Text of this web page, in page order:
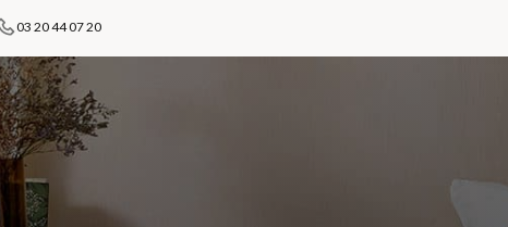
03 20 44 07 20